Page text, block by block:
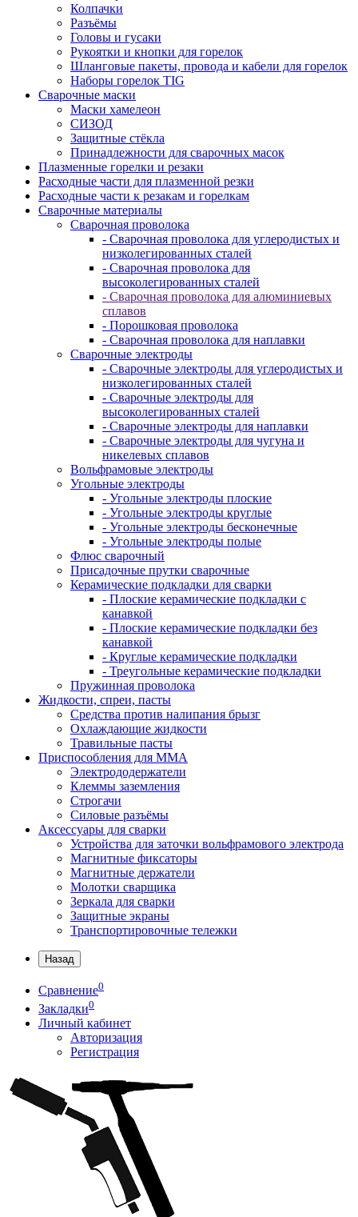
Колпачки
Разъёмы
Головы и гусаки
Рукоятки и кнопки для горелок
Шланговые пакеты, провода и кабели для горелок
Наборы горелок TIG
Сварочные маски
Маски хамелеон
СИЗОД
Защитные стёкла
Принадлежности для сварочных масок
Плазменные горелки и резаки
Расходные части для плазменной резки
Расходные части к резакам и горелкам
Сварочные материалы
Сварочная проволока
- Сварочная проволока для углеродистых и
низколегированных сталей
- Сварочная проволока для
высоколегированных сталей
- Сварочная проволока для алюминиевых
сплавов
- Порошковая проволока
- Сварочная проволока для наплавки
Сварочные электроды
- Сварочные электроды для углеродистых и
низколегированных сталей
- Сварочные электроды для
высоколегированных сталей
- Сварочные электроды для наплавки
- Сварочные электроды для чугуна и
никелевых сплавов
Вольфрамовые электроды
Угольные электроды
- Угольные электроды плоские
- Угольные электроды круглые
- Угольные электроды бесконечные
- Угольные электроды полые
Флюс сварочный
Присадочные прутки сварочные
Керамические подкладки для сварки
- Плоские керамические подкладки с
канавкой
- Плоские керамические подкладки без
канавкой
- Круглые керамические подкладки
- Треугольные керамические подкладки
Пружинная проволока
Жидкости, спреи, пасты
Средства против налипания брызг
Охлаждающие жидкости
Травильные пасты
Приспособления для ММА
Электрододержатели
Клеммы заземления
Строгачи
Силовые разъёмы
Аксессуары для сварки
Устройства для заточки вольфрамового электрода
Магнитные фиксаторы
Магнитные держатели
Молотки сварщика
Зеркала для сварки
Защитные экраны
Транспортировочные тележки
Назад
Сравнение0
Закладки0
Личный кабинет
Авторизация
Регистрация